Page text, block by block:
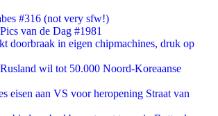
#316 (not very sfw!)
van de Dag #1981
doorbraak in eigen chipmachines, druk op
wil tot 50.000 Noord-Koreaanse
eisen aan VS voor heropening Straat van